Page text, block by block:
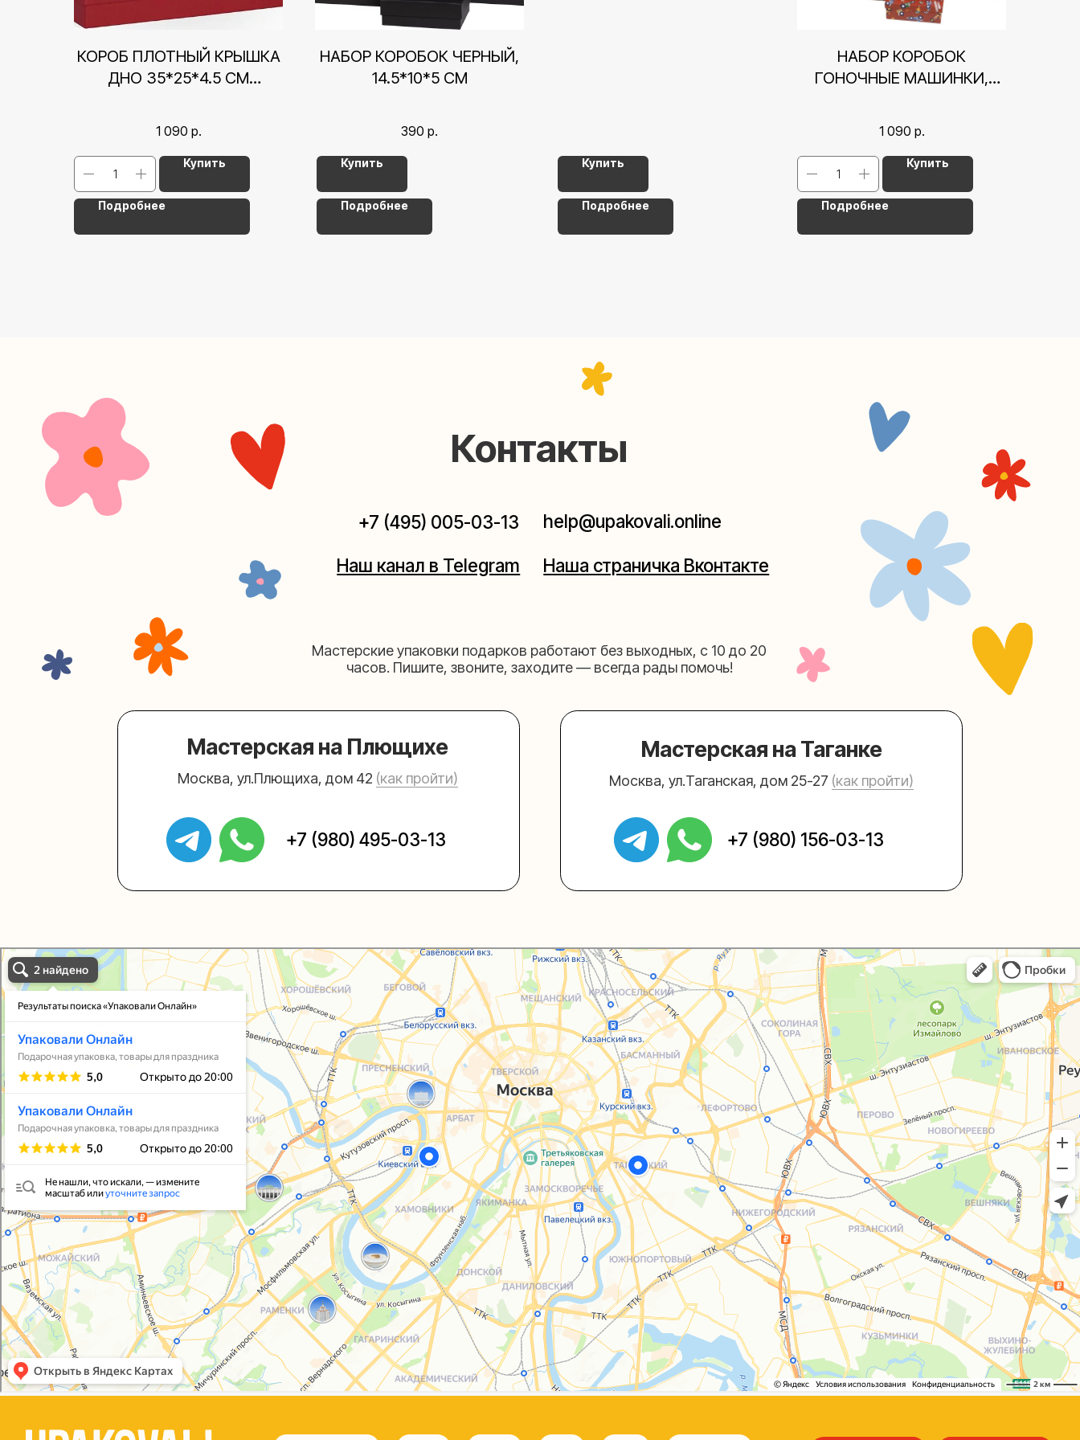
КОРОБ ПЛОТНЫЙ КРЫШКА
ДНО 35*25*4.5 СМ
1 090 р.
Купить
Подробнее
НАБОР КОРОБОК ЧЕРНЫЙ,
14.5*10*5 СМ
390 р.
Купить
Подробнее
Купить
Подробнее
НАБОР КОРОБОК
ГОНОЧНЫЕ МАШИНКИ,
1 090 р.
Купить
Подробнее
часов. Пишите, звоните, заходите — всегда рады помочь!
Москва, ул.Плющиха, дом 42
Мастерская на Плющихе
+7 (980) 495-03-13 +7 (980) 156-03-13
help@upakovali.online
Упаковали Онлайн в Москве
Москва
Согласие на обработку персональных данных
Политика конфиденциальности
© 2021-2025, ООО "УПАКОВАЛИ ОНЛАЙН"
Сайт разработала hevas
help@upakovali.online
Sospeso wrap
О нас
Услуги Блог
Каталог
Упаковать подарок
В личный кабинет
+7 (495) 005-03-13